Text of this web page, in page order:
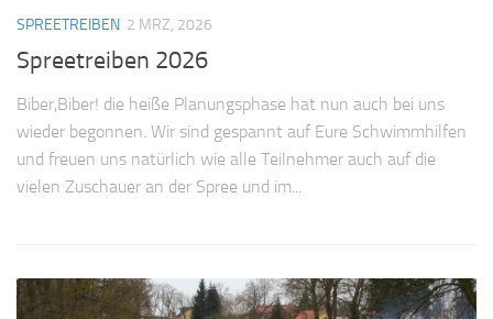
SPREETREIBEN 2 MRZ, 2026
Spreetreiben 2026
Biber,Biber! die heiße Planungsphase hat nun auch bei uns
wieder begonnen. Wir sind gespannt auf Eure Schwimmhilfen
und freuen uns natürlich wie alle Teilnehmer auch auf die
vielen Zuschauer an der Spree und im...